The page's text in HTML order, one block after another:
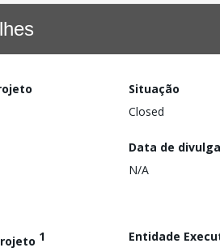
Situação
Closed
Data de
N/A
1
Entidade